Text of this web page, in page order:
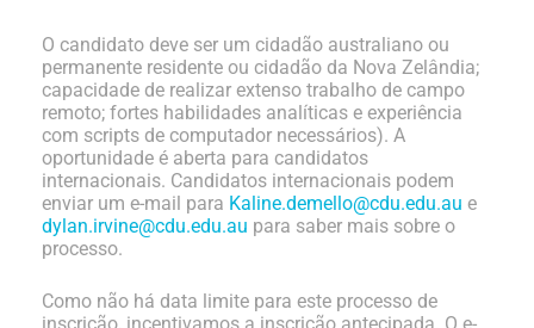
O candidato deve ser um cidadão australiano ou
permanente residente ou cidadão da Nova Zelândia;
capacidade de realizar extenso trabalho de campo
remoto; fortes habilidades analíticas e experiência
com scripts de computador necessários). A
oportunidade é aberta para candidatos
internacionais. Candidatos internacionais podem
enviar um e-mail para Kaline.demello@cdu.edu.au e
dylan.irvine@cdu.edu.au para saber mais sobre o
processo.
Como não há data limite para este processo de